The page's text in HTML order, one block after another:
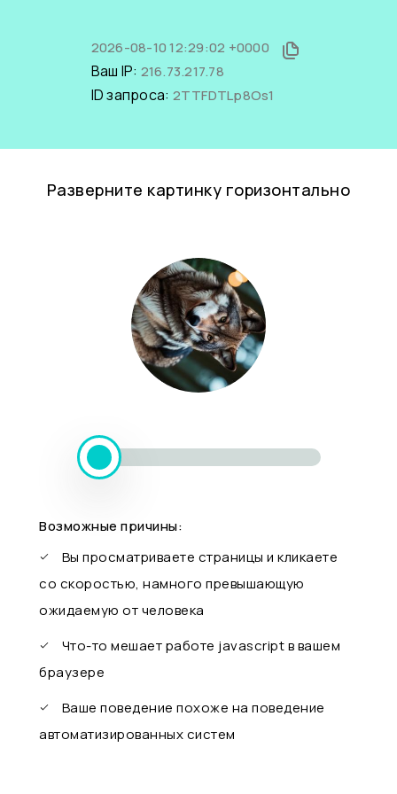
2026-08-10 12:29:02 +0000
Ваш IP: 216.73.217.78
ID запроса: 2TTFDTLp8Os1
Разверните картинку горизонтально
Возможные причины:
Вы просматриваете страницы и кликаете
со скоростью, намного превышающую
ожидаемую от человека
Что-то мешает работе javascript в вашем
браузере
Ваше поведение похоже на поведение
автоматизированных систем